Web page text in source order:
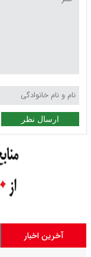
ارسال نظر
آخرین اخبار